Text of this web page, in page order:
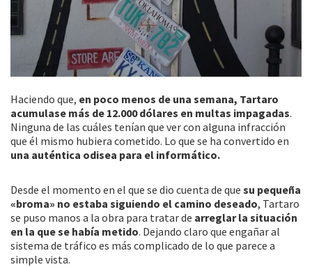
Haciendo que, en poco menos de una semana, Tartaro
acumulase más de 12.000 dólares en multas impagadas.
Ninguna de las cuáles tenían que ver con alguna infracción
que él mismo hubiera cometido. Lo que se ha convertido en
una auténtica odisea para el informático.
Desde el momento en el que se dio cuenta de que su pequeña
«broma» no estaba siguiendo el camino deseado, Tartaro
se puso manos a la obra para tratar de arreglar la situación
en la que se había metido. Dejando claro que engañar al
sistema de tráfico es más complicado de lo que parece a
simple vista.